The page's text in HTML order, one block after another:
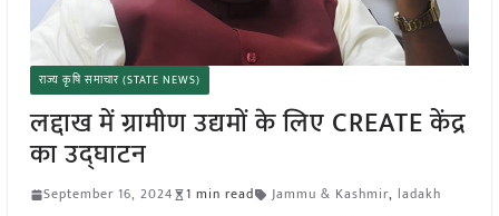
राज्य कृषि समाचार (STATE NEWS)
लद्दाख में ग्रामीण उद्यमों के लिए CREATE केंद्र
का उद्घाटन
September 16, 2024 1 min read Jammu & Kashmir, ladakh